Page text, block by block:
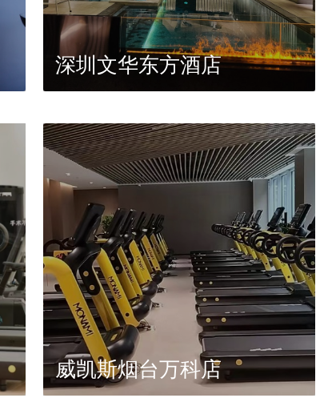
深圳文华东方酒店
威凯斯烟台万科店